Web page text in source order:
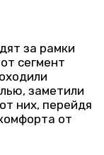
за рамки
сегмент
заметили
них, перейдя
от